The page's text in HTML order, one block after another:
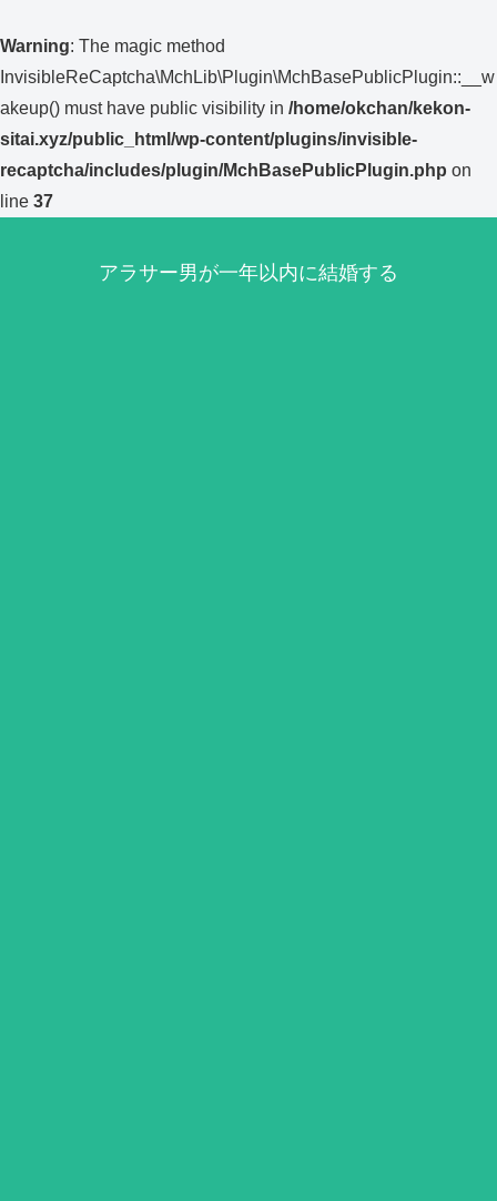
Warning: The magic method
InvisibleReCaptcha\MchLib\Plugin\MchBasePublicPlugin::__w
akeup() must have public visibility in /home/okchan/kekon-
sitai.xyz/public_html/wp-content/plugins/invisible-
recaptcha/includes/plugin/MchBasePublicPlugin.php on
line 37
アラサー男が一年以内に結婚する